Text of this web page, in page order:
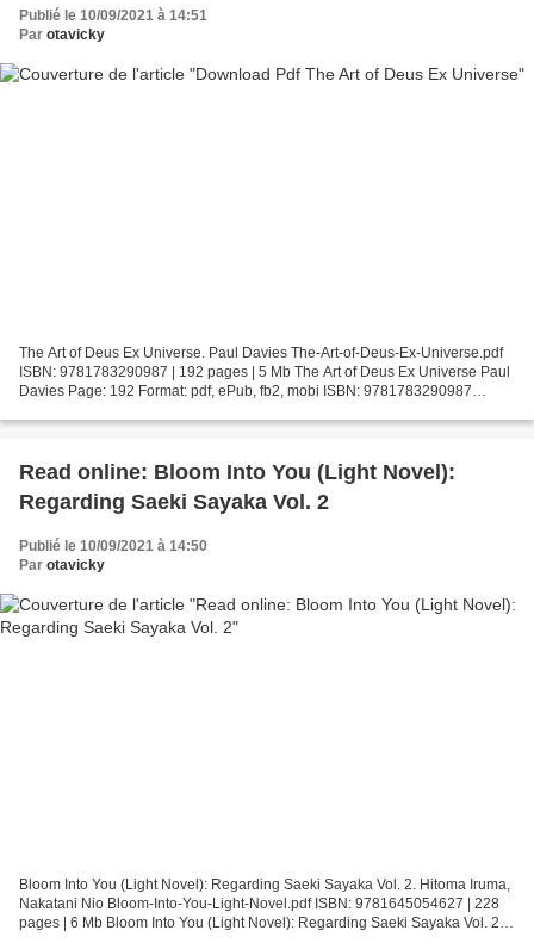
Publié le 10/09/2021 à 14:51
Par otavicky
The Art of Deus Ex Universe. Paul Davies The-Art-of-Deus-Ex-Universe.pdf
ISBN: 9781783290987 | 192 pages | 5 Mb The Art of Deus Ex Universe Paul
Davies Page: 192 Format: pdf, ePub, fb2, mobi ISBN: 9781783290987
Read online: Bloom Into You (Light Novel):
Regarding Saeki Sayaka Vol. 2
Publié le 10/09/2021 à 14:50
Par otavicky
Bloom Into You (Light Novel): Regarding Saeki Sayaka Vol. 2. Hitoma Iruma,
Nakatani Nio Bloom-Into-You-Light-Novel.pdf ISBN: 9781645054627 | 228
pages | 6 Mb Bloom Into You (Light Novel): Regarding Saeki Sayaka Vol. 2